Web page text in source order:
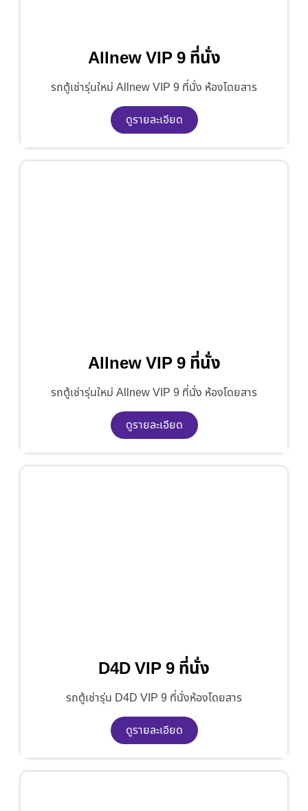
Allnew VIP 9 ที่นั่ง
รถตู้เช่ารุ่นใหม่ Allnew VIP 9 ที่นั่ง ห้องโดยสาร
ดูรายละเอียด
Allnew VIP 9 ที่นั่ง
รถตู้เช่ารุ่นใหม่ Allnew VIP 9 ที่นั่ง ห้องโดยสาร
ดูรายละเอียด
D4D VIP 9 ที่นั่ง
รถตู้เช่ารุ่น D4D VIP 9 ที่นั่งห้องโดยสาร
ดูรายละเอียด